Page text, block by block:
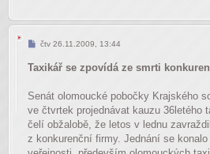
Příspěvek
čtv 26.11.2009, 13:44
Taxikář se zpovídá ze smrti
Senát olomoucké pobočky Krajského
ve čtvrtek projednávat kauzu 36letého
čelí obžalobě, že letos v lednu
z konkurenční firmy. Jednání se